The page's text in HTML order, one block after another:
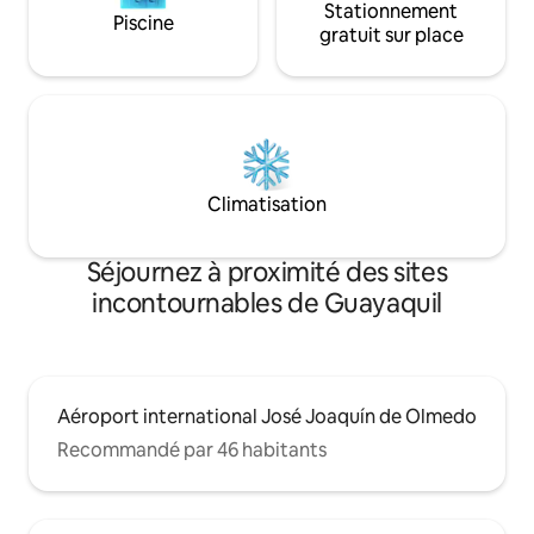
Piscine
Stationnement
gratuit sur place
Climatisation
Séjournez à proximité des sites
incontournables de Guayaquil
Aéroport international José Joaquín de Olmedo
Recommandé par 46 habitants